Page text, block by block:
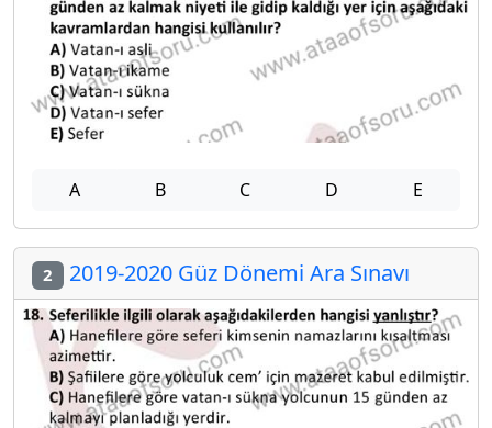
A B C D E
2 2019-2020 Güz Dönemi Ara Sınavı